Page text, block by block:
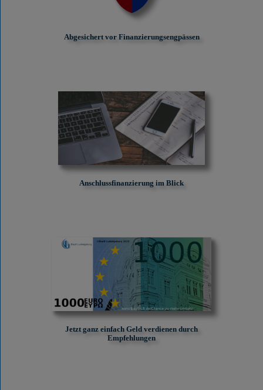
Abgesichert vor Finanzierungs­engpässen
Anschlussfinanzierung im Blick
Jetzt ganz einfach Geld verdienen durch
Empfehlungen